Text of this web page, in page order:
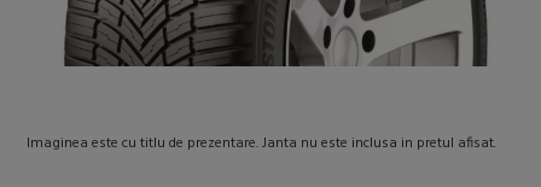
Imaginea este cu titlu de prezentare. Janta nu este inclusa in pretul afisat.